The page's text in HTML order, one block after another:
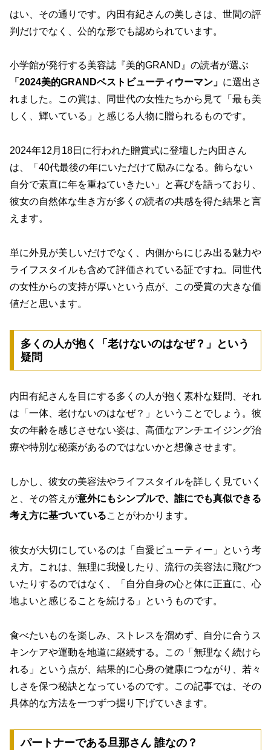
はい、その通りです。内田有紀さんの美しさは、世間の評
判だけでなく、公的な形でも認められています。
小学館が発行する美容誌『美的GRAND』の読者が選ぶ
「2024美的GRANDベストビューティウーマン」 に選出さ
れました。この賞は、同世代の女性たちから見て「最も美
しく、輝いている」と感じる人物に贈られるものです。
2024年12月18日に行われた贈賞式に登壇した内田さん
は、「40代最後の年にいただけて励みになる。飾らない
自分で素直に年を重ねていきたい」と喜びを語っており、
彼女の自然体な生き方が多くの読者の共感を得た結果と言
えます。
単に外見が美しいだけでなく、内側からにじみ出る魅力や
ライフスタイルも含めて評価されている証ですね。同世代
の女性からの支持が厚いという点が、この受賞の大きな価
値だと思います。
多くの人が抱く「老けないのはなぜ？」という
疑問
内田有紀さんを目にする多くの人が抱く素朴な疑問、それ
は「一体、老けないのはなぜ？」ということでしょう。彼
女の年齢を感じさせない姿は、高価なアンチエイジング治
療や特別な秘薬があるのではないかと想像させます。
しかし、彼女の美容法やライフスタイルを詳しく見ていく
と、その答えが意外にもシンプルで、誰にでも真似できる
考え方に基づいていることがわかります。
彼女が大切にしているのは「自愛ビューティー」という考
え方。これは、無理に我慢したり、流行の美容法に飛びつ
いたりするのではなく、
「自分自身の心と体に正直に、心
地よいと感じることを続ける」
というものです。
食べたいものを楽しみ、ストレスを溜めず、自分に合うス
キンケアや運動を地道に継続する。この「無理なく続けら
れる」という点が、結果的に心身の健康につながり、若々
しさを保つ秘訣となっているのです。この記事では、その
具体的な方法を一つずつ掘り下げていきます。
パートナーである旦那さん 誰なの？